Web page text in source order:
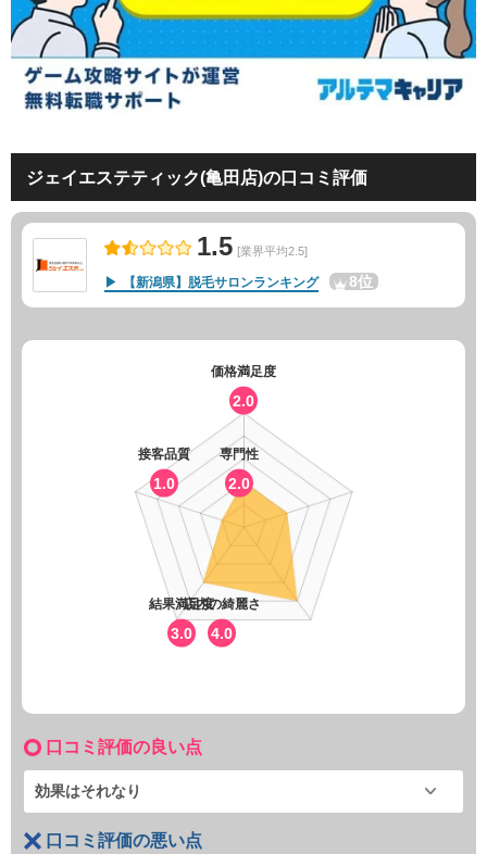
ジェイエステティック(亀田店)の口コミ評価
1.5 [業界平均2.5]
【新潟県】脱毛サロンランキング 8位
価格満足度
2.0
専門性
2.0
店内の綺麗さ
4.0
結果満足度
3.0
接客品質
1.0
口コミ評価の良い点
効果はそれなり
口コミ評価の悪い点